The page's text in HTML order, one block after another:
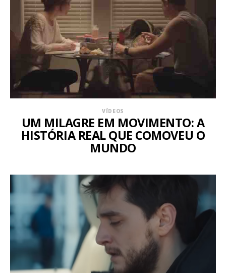
VÍDEOS
UM MILAGRE EM MOVIMENTO: A
HISTÓRIA REAL QUE COMOVEU O
MUNDO